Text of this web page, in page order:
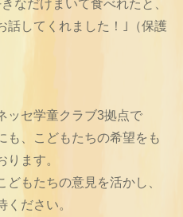
なだけまいて食べれたと、
話してくれました！｣（保護
ッセ学童クラブ3拠点で
も、こどもたちの希望をも
ります。
もたちの意見を活かし、
ださい。